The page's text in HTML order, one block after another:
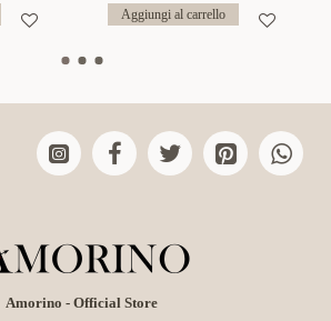
Aggiungi al carrello
Amorino - Official Store